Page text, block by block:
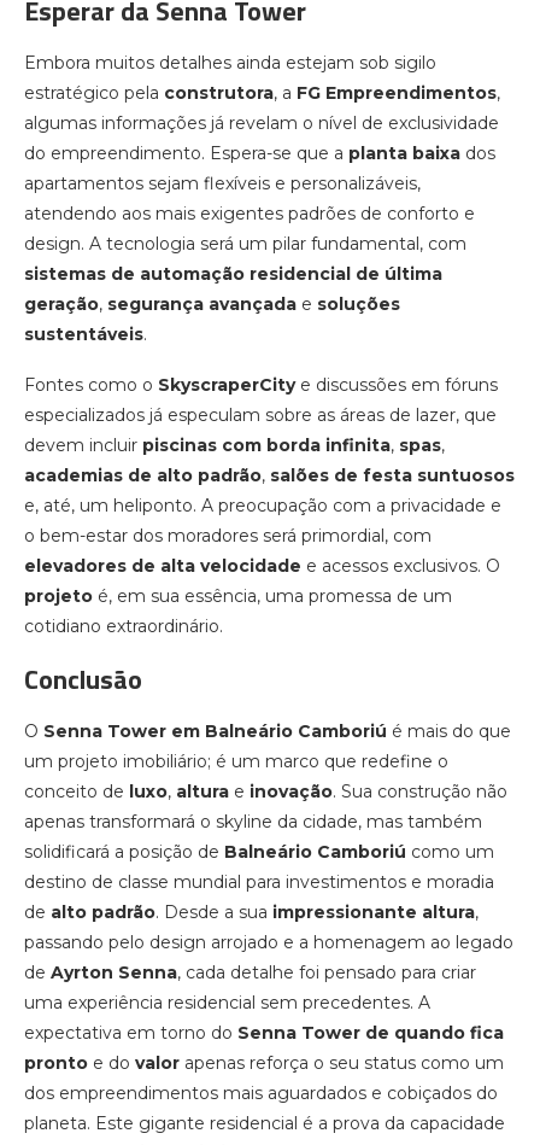
Esperar da Senna Tower
Embora muitos detalhes ainda estejam sob sigilo
estratégico pela construtora, a FG Empreendimentos,
algumas informações já revelam o nível de exclusividade
do empreendimento. Espera-se que a planta baixa dos
apartamentos sejam flexíveis e personalizáveis,
atendendo aos mais exigentes padrões de conforto e
design. A tecnologia será um pilar fundamental, com
sistemas de automação residencial de última
geração, segurança avançada e soluções
sustentáveis.
Fontes como o SkyscraperCitye discussões em fóruns
especializados já especulam sobre as áreas de lazer, que
devem incluir piscinas com borda infinita, spas,
academias de alto padrão, salões de festa suntuosos
e, até, um heliponto. A preocupação com a privacidade e
o bem-estar dos moradores será primordial, com
elevadores de alta velocidade e acessos exclusivos. O
projeto é, em sua essência, uma promessa de um
cotidiano extraordinário.
Conclusão
O Senna Tower em Balneário Camboriú é mais do que
um projeto imobiliário; é um marco que redefine o
conceito de luxo, altura e inovação. Sua construção não
apenas transformará o skyline da cidade, mas também
solidificará a posição de Balneário Camboriú como um
destino de classe mundial para investimentos e moradia
de alto padrão. Desde a sua impressionante altura,
passando pelo design arrojado e a homenagem ao legado
de Ayrton Senna, cada detalhe foi pensado para criar
uma experiência residencial sem precedentes. A
expectativa em torno do Senna Tower de quando fica
pronto e do valor apenas reforça o seu status como um
dos empreendimentos mais aguardados e cobiçados do
planeta. Este gigante residencial é a prova da capacidade